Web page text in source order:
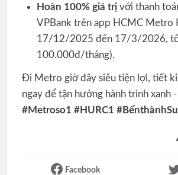
Hoàn 100% giá trịvới thanh
VPBank trên app HCMC Metro
17/12/2025 đến 17/3/2026,
100.000đ/tháng).
Đi Metro giờ đây siêu tiện lợi, tiết
ngay để tận hưởng hành trình xanh -
#Metroso1 #HURC1
Facebook